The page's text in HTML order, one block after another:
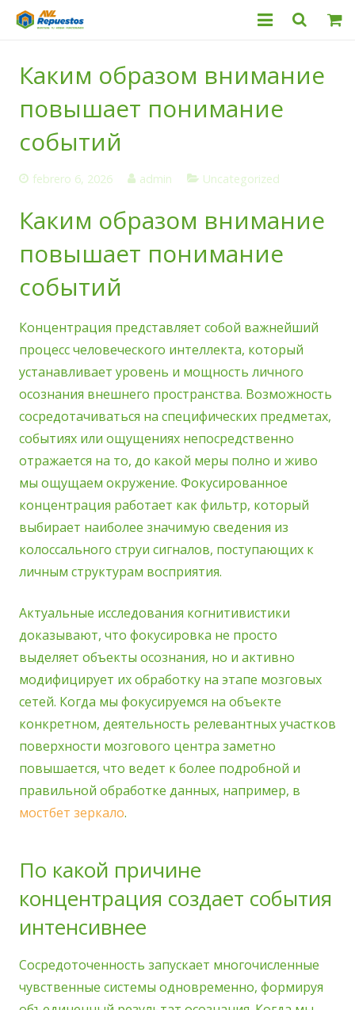
Servicio Técnico
Каким образом внимание
повышает понимание
событий
febrero 6, 2026 admin Uncategorized
Каким образом внимание
повышает понимание
событий
Концентрация представляет собой важнейший
процесс человеческого интеллекта, который
устанавливает уровень и мощность личного
осознания внешнего пространства. Возможность
сосредотачиваться на специфических предметах,
событиях или ощущениях непосредственно
отражается на то, до какой меры полно и живо
мы ощущаем окружение. Фокусированное
концентрация работает как фильтр, который
выбирает наиболее значимую сведения из
колоссального струи сигналов, поступающих к
личным структурам восприятия.
Актуальные исследования когнитивистики
доказывают, что фокусировка не просто
выделяет объекты осознания, но и активно
модифицирует их обработку на этапе мозговых
сетей. Когда мы фокусируемся на объекте
конкретном, деятельность релевантных участков
поверхности мозгового центра заметно
повышается, что ведет к более подробной и
правильной обработке данных, например, в
мостбет зеркало.
По какой причине
концентрация создает события
интенсивнее
Сосредоточенность запускает многочисленные
чувственные системы одновременно, формируя